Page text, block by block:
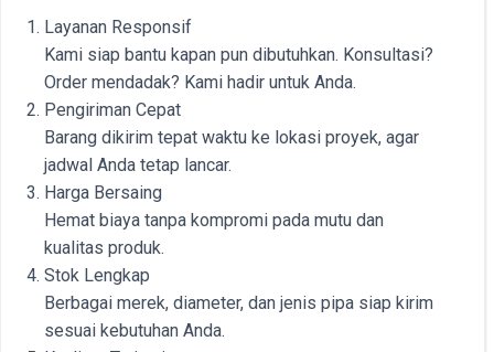
Layanan Responsif
Kami siap bantu kapan pun dibutuhkan. Konsultasi?
Order mendadak? Kami hadir untuk Anda.
Pengiriman Cepat
Barang dikirim tepat waktu ke lokasi proyek, agar
jadwal Anda tetap lancar.
Harga Bersaing
Hemat biaya tanpa kompromi pada mutu dan
kualitas produk.
Stok Lengkap
Berbagai merek, diameter, dan jenis pipa siap kirim
sesuai kebutuhan Anda.